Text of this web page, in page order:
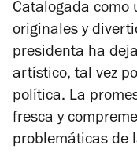
Catalogada como
originales y
presidenta ha
artístico, tal vez
política. La
fresca y
problemáticas de